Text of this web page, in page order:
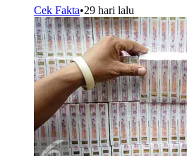
Cek Fakta•29 hari lalu